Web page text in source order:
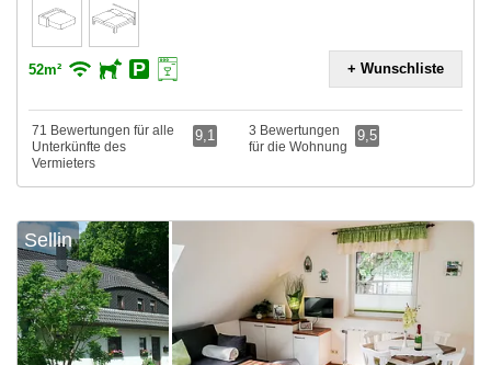
52m² + Wunschliste
71 Bewertungen für alle
Unterkünfte des
Vermieters
9,1
3 Bewertungen
für die Wohnung
9,5
Sellin